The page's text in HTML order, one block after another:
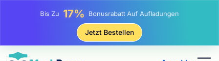
Bis Zu 25% Rabatt Auf Statische IP-Käufe
81% Rabatt Auf Rotierende IP Einkäufe
Jetzt Bestellen